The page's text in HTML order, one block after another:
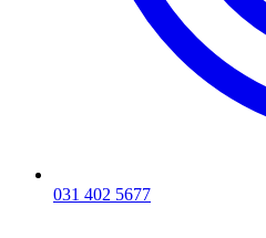
031 402 5677